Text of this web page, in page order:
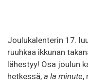
Joulukalenterin 17.
ruuhkaa ikkunan
lähestyy! Osa joulun
hetkessä, a la minute,